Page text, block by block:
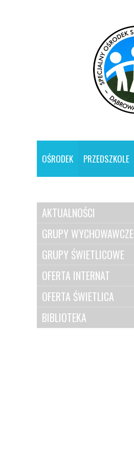
OŚRODEK PRZEDSZKOLE
AKTUALNOŚCI
GRUPY WYCHOWAWCZE
GRUPY ŚWIETLICOWE
OFERTA INTERNAT
OFERTA ŚWIETLICA
BIBLIOTEKA